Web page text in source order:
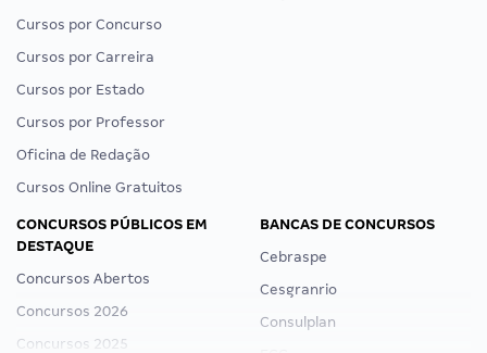
Cursos por Concurso
Cursos por Carreira
Cursos por Estado
Cursos por Professor
Oficina de Redação
Cursos Online Gratuitos
CONCURSOS PÚBLICOS EM
DESTAQUE
Concursos Abertos
Concursos 2026
Concursos 2025
BANCAS DE CONCURSOS
Cebraspe
Cesgranrio
Consulplan